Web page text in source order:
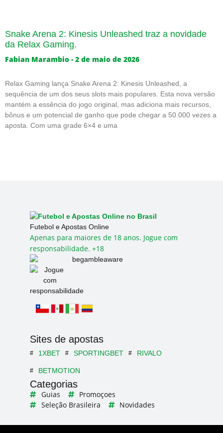
Snake Arena 2: Kinesis Unleashed traz a novidade
da Relax Gaming.
Fabian Marambio 2 de maio de 2026
Relax Gaming lança Snake Arena 2: Kinesis Unleashed, a
sequência de um dos seus slots mais populares. Esta nova versão
mantém a essência do jogo original, mas adiciona mais recursos,
bônus e um potencial de ganho que pode chegar a 50.000 vezes a
aposta. Com uma grade 6×4 e uma
Futebol e Apostas Online
Apenas para maiores de 18 anos. Jogue com
responsabilidade. +18
Sites de apostas
1XBET SPORTINGBET RIVALO
BETMOTION
Categorias
Guias
Promoçoes
Seleção Brasileira
Novidades